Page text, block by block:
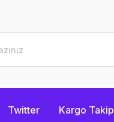
Twitter Kargo Takip